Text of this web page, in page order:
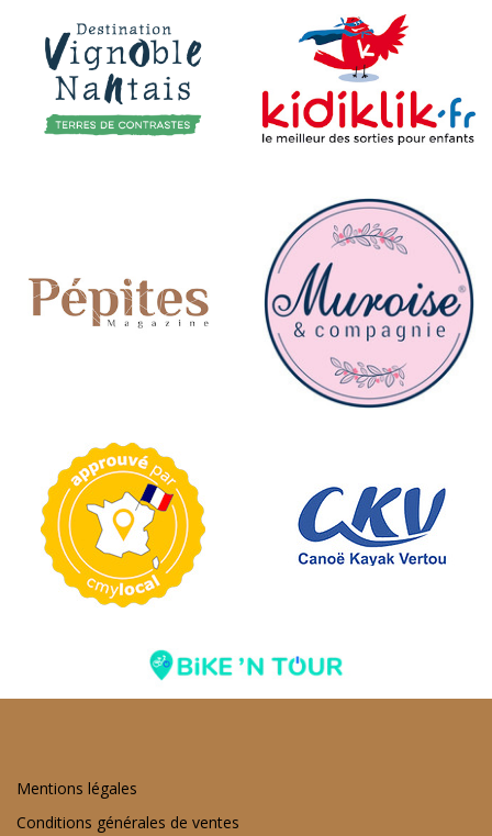
Mentions légales
Conditions générales de ventes